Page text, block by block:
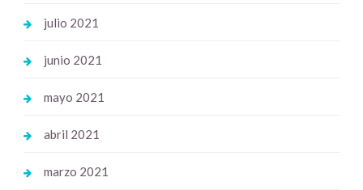
julio 2021
junio 2021
mayo 2021
abril 2021
marzo 2021